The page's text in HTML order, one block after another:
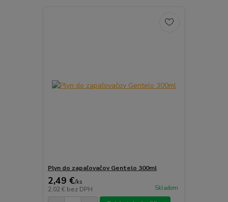
Plyn do zapaľovačov Gentelo 300ml
2,49 €/ks
2,02 € bez DPH Skladom